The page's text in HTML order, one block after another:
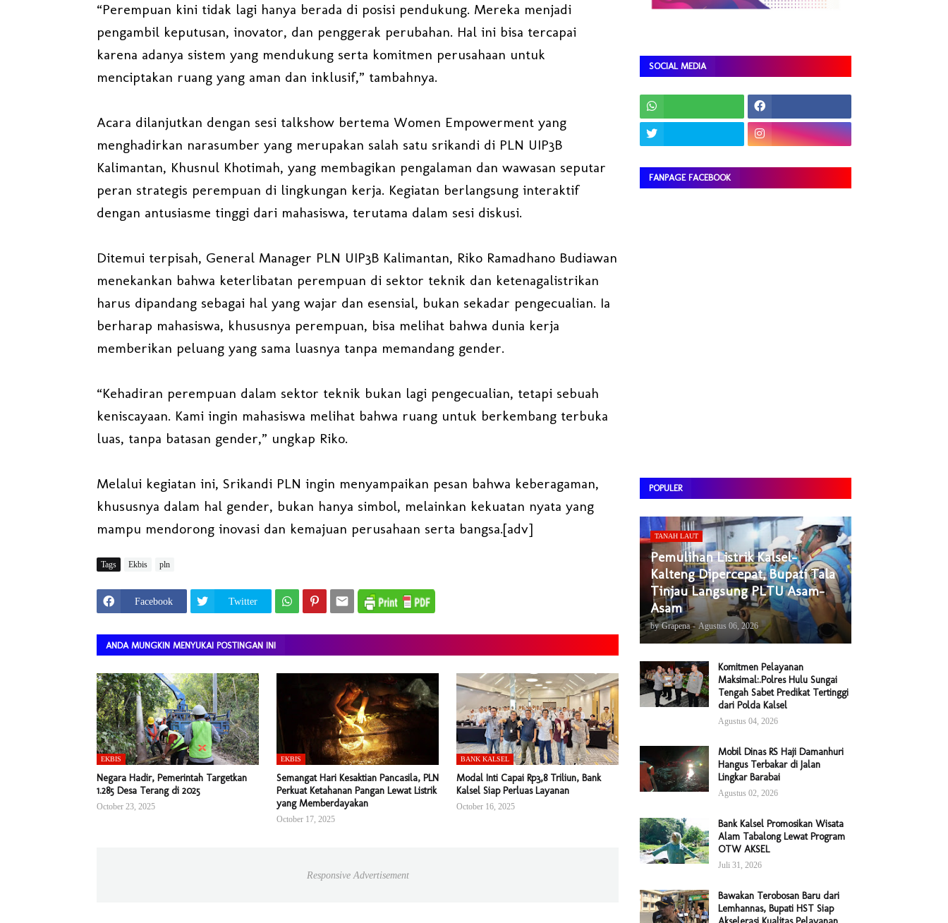
“Perempuan kini tidak lagi hanya berada di posisi pendukung. Mereka menjadi
pengambil keputusan, inovator, dan penggerak perubahan. Hal ini bisa tercapai
karena adanya sistem yang mendukung serta komitmen perusahaan untuk
menciptakan ruang yang aman dan inklusif,” tambahnya.
Acara dilanjutkan dengan sesi talkshow bertema Women Empowerment yang
menghadirkan narasumber yang merupakan salah satu srikandi di PLN UIP3B
Kalimantan, Khusnul Khotimah, yang membagikan pengalaman dan wawasan seputar
peran strategis perempuan di lingkungan kerja. Kegiatan berlangsung interaktif
dengan antusiasme tinggi dari mahasiswa, terutama dalam sesi diskusi.
Ditemui terpisah, General Manager PLN UIP3B Kalimantan, Riko Ramadhano Budiawan
menekankan bahwa keterlibatan perempuan di sektor teknik dan ketenagalistrikan
harus dipandang sebagai hal yang wajar dan esensial, bukan sekadar pengecualian. Ia
berharap mahasiswa, khususnya perempuan, bisa melihat bahwa dunia kerja
memberikan peluang yang sama luasnya tanpa memandang gender.
“Kehadiran perempuan dalam sektor teknik bukan lagi pengecualian, tetapi sebuah
keniscayaan. Kami ingin mahasiswa melihat bahwa ruang untuk berkembang terbuka
luas, tanpa batasan gender,” ungkap Riko.
Melalui kegiatan ini, Srikandi PLN ingin menyampaikan pesan bahwa keberagaman,
khususnya dalam hal gender, bukan hanya simbol, melainkan kekuatan nyata yang
mampu mendorong inovasi dan kemajuan perusahaan serta bangsa.[adv]
Tags Ekbis pln
Facebook Twitter
ANDA MUNGKIN MENYUKAI POSTINGAN INI
EKBIS
Negara Hadir, Pemerintah Targetkan
1.285 Desa Terang di 2025
October 23, 2025
EKBIS
Semangat Hari Kesaktian Pancasila, PLN
Perkuat Ketahanan Pangan Lewat Listrik
yang Memberdayakan
October 17, 2025
BANK KALSEL
Modal Inti Capai Rp3,8 Triliun, Bank
Kalsel Siap Perluas Layanan
October 16, 2025
Responsive Advertisement
SOCIAL MEDIA
FANPAGE FACEBOOK
POPULER
TANAH LAUT
Pemulihan Listrik Kalsel-
Kalteng Dipercepat, Bupati Tala
Tinjau Langsung PLTU Asam-
Asam
by Grapena - Agustus 06, 2026
Komitmen Pelayanan
Maksimal:.Polres Hulu Sungai
Tengah Sabet Predikat Tertinggi
dari Polda Kalsel
Agustus 04, 2026
Mobil Dinas RS Haji Damanhuri
Hangus Terbakar di Jalan
Lingkar Barabai
Agustus 02, 2026
Bank Kalsel Promosikan Wisata
Alam Tabalong Lewat Program
OTW AKSEL
Juli 31, 2026
Bawakan Terobosan Baru dari
Lemhannas, Bupati HST Siap